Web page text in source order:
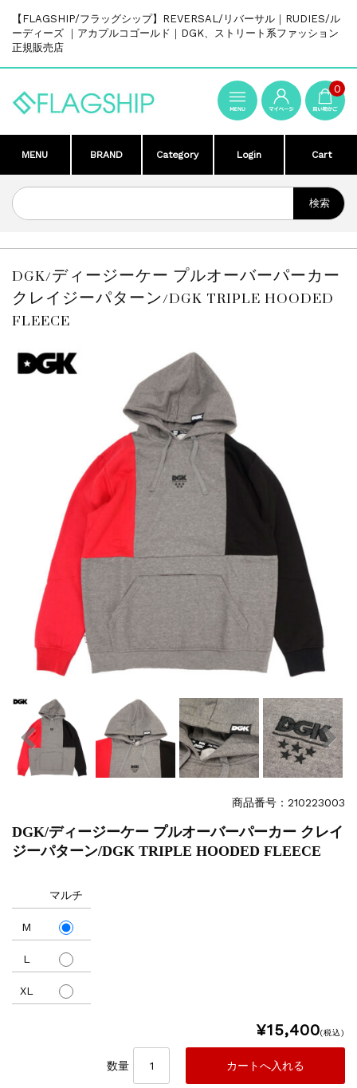
【FLAGSHIP/フラッグシップ】REVERSAL/リバーサル｜RUDIES/ル
ーディーズ ｜アカプルコゴールド｜DGK、ストリート系ファッション
正規販売店
0
MENU BRAND Category Login Cart
DGK/ディージーケー プルオーバーパーカー
クレイジーパターン/DGK TRIPLE HOODED
FLEECE
商品番号：210223003
DGK/ディージーケー プルオーバーパーカー クレイ
ジーパターン/DGK TRIPLE HOODED FLEECE
M
L
XL
マルチ
¥15,400(税込)
数量